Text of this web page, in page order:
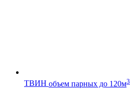
ТВИН объем парных до 120м3